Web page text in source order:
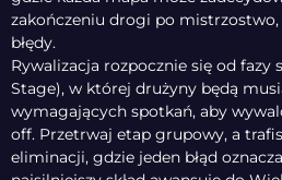
zakończeniu drogi po mistrzostwo,
błędy.
Rywalizacja rozpocznie się od fazy
Stage), w której drużyny będą
wymagających spotkań, aby
off. Przetrwaj etap grupowy, a
eliminacji, gdzie jeden błąd